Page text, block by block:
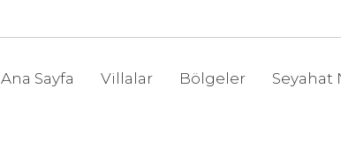
Ana Sayfa Villalar Bölgeler Seyahat